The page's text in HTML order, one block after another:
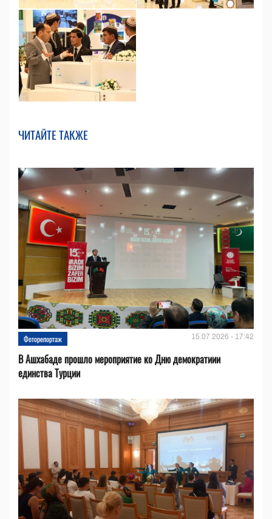
ЧИТАЙТЕ ТАКЖЕ
Фоторепортаж 15.07.2026 - 17:42
В Ашхабаде прошло мероприятие ко Дню демократиии
единства Турции